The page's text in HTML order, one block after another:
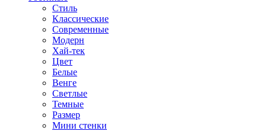
Стиль
Классические
Современные
Модерн
Хай-тек
Цвет
Белые
Венге
Светлые
Темные
Размер
Мини стенки